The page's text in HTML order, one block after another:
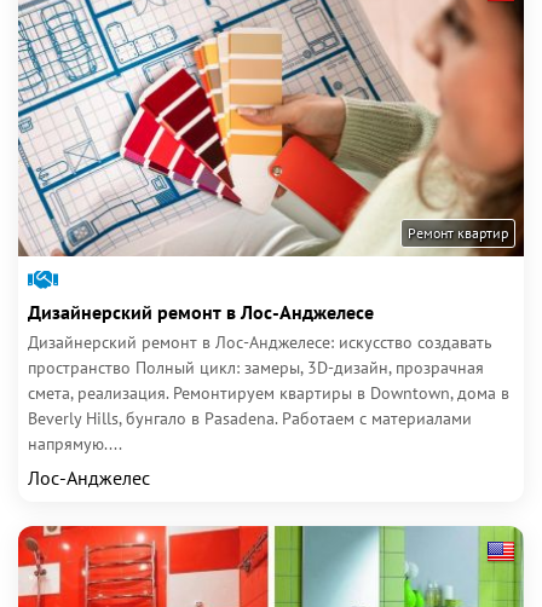
Ремонт квартир
Дизайнерский ремонт в Лос-Анджелесе
Дизайнерский ремонт в Лос-Анджелесе: искусство создавать
пространство Полный цикл: замеры, 3D-дизайн, прозрачная
смета, реализация. Ремонтируем квартиры в Downtown, дома в
Beverly Hills, бунгало в Pasadena. Работаем с материалами
напрямую....
Лос-Анджелес